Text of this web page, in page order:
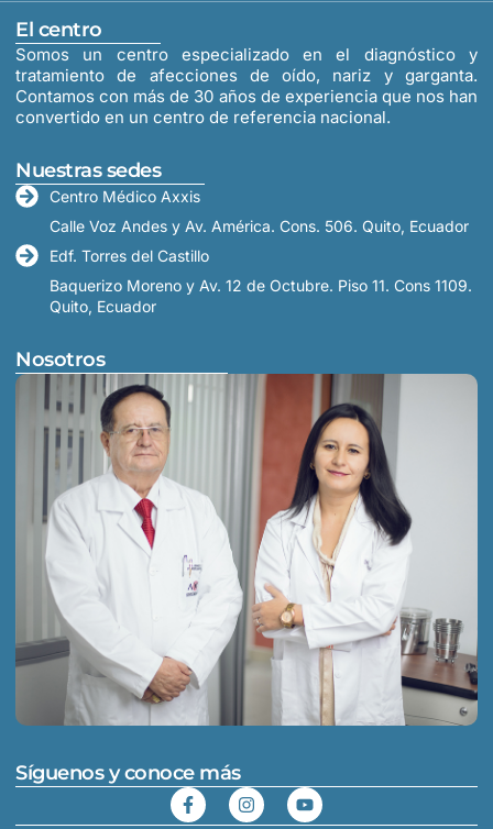
El centro
Somos un centro especializado en el diagnóstico y
tratamiento de afecciones de oído, nariz y garganta.
Contamos con más de 30 años de experiencia que nos han
convertido en un centro de referencia nacional.
Nuestras sedes
Centro Médico Axxis
Calle Voz Andes y Av. América. Cons. 506. Quito, Ecuador
Edf. Torres del Castillo
Baquerizo Moreno y Av. 12 de Octubre. Piso 11. Cons 1109.
Quito, Ecuador
Nosotros
Síguenos y conoce más